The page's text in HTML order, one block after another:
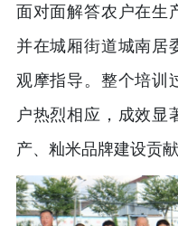
面对面解答农户在生
并在城厢街道城南居
观摩指导。整个培训
户热烈相应，成效显
产、籼米品牌建设贡